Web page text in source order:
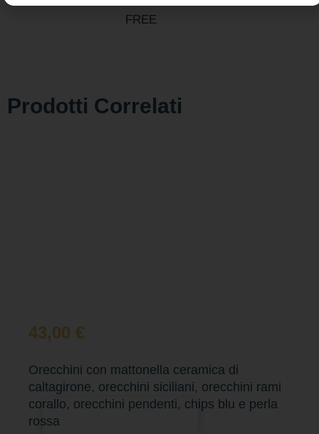
FREE
Prodotti Correlati
43,00 €
Orecchini con mattonella ceramica di
caltagirone, orecchini siciliani, orecchini rami
corallo, orecchini pendenti, chips blu e perla
rossa